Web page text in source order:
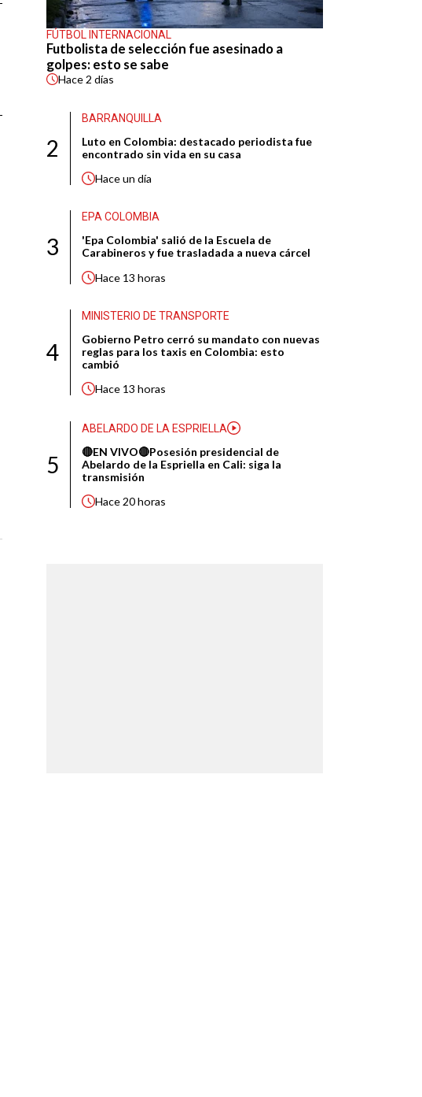
FÚTBOL INTERNACIONAL
Futbolista de selección fue asesinado a
golpes: esto se sabe
Hace2 días
2
BARRANQUILLA
Luto en Colombia: destacado periodista fue
encontrado sin vida en su casa
Haceun día
3
EPA COLOMBIA
'Epa Colombia' salió de la Escuela de
Carabineros y fue trasladada a nueva cárcel
Hace 13 horas
4
MINISTERIO DE TRANSPORTE
Gobierno Petro cerró su mandato con nuevas
reglas para los taxis en Colombia: esto
cambió
Hace 13 horas
5
ABELARDO DE LA ESPRIELLA
🔴EN VIVO🔴Posesión presidencial de
Abelardo de la Espriella en Cali: siga la
transmisión
Hace20 horas